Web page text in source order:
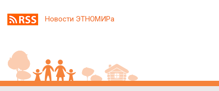
Новости ЭТНОМИРа